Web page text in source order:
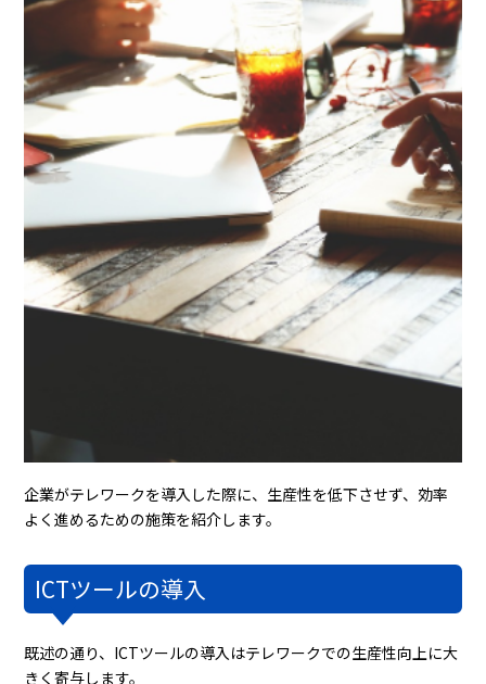
企業がテレワークを導入した際に、生産性を低下させず、効率
よく進めるための施策を紹介します。
ICTツールの導入
既述の通り、ICTツールの導入はテレワークでの生産性向上に大
きく寄与します。